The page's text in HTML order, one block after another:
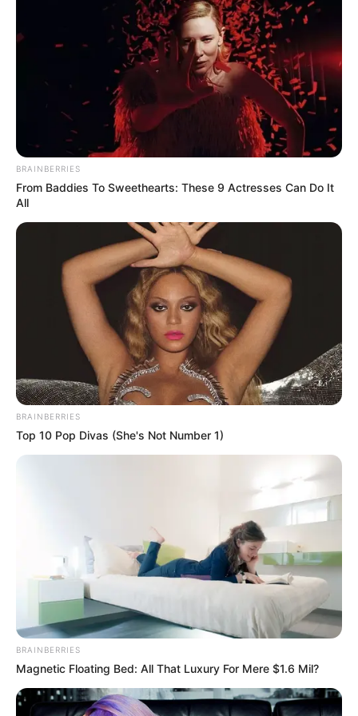
BRAINBERRIES
From Baddies To Sweethearts: These 9 Actresses Can Do It
All
BRAINBERRIES
Top 10 Pop Divas (She's Not Number 1)
BRAINBERRIES
Magnetic Floating Bed: All That Luxury For Mere $1.6 Mil?